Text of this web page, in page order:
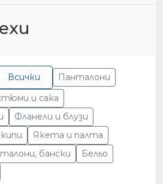
Всички
Панталони
и сака
Фланели и блузи
Якета и палта
бански
Бельо